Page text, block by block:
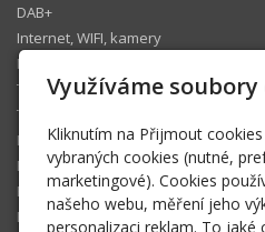
DAB+
Internet, WIFI, kamery
IP telefonie
Televizní operátoři
Technický koutek
Ke stažení
Fotogalerie
Pomáhám
Blog
Využíváme soubory
Kliknutím na Přijmout
vybraných cookies (nutné,
marketingové). Cookies
našeho webu, měření jeho
personalizaci reklam. To jaké